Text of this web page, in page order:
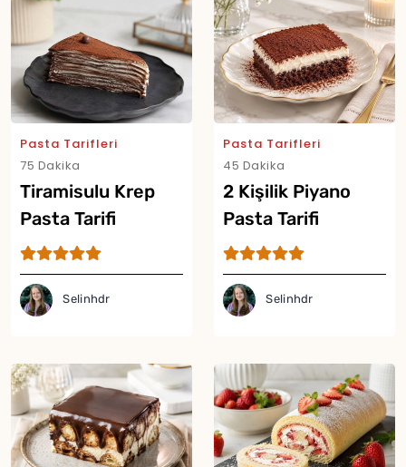
Pasta Tarifleri
75 Dakika
Tiramisulu Krep
Pasta Tarifi
Selinhdr
Pasta Tarifleri
45 Dakika
2 Kişilik Piyano
Pasta Tarifi
Selinhdr